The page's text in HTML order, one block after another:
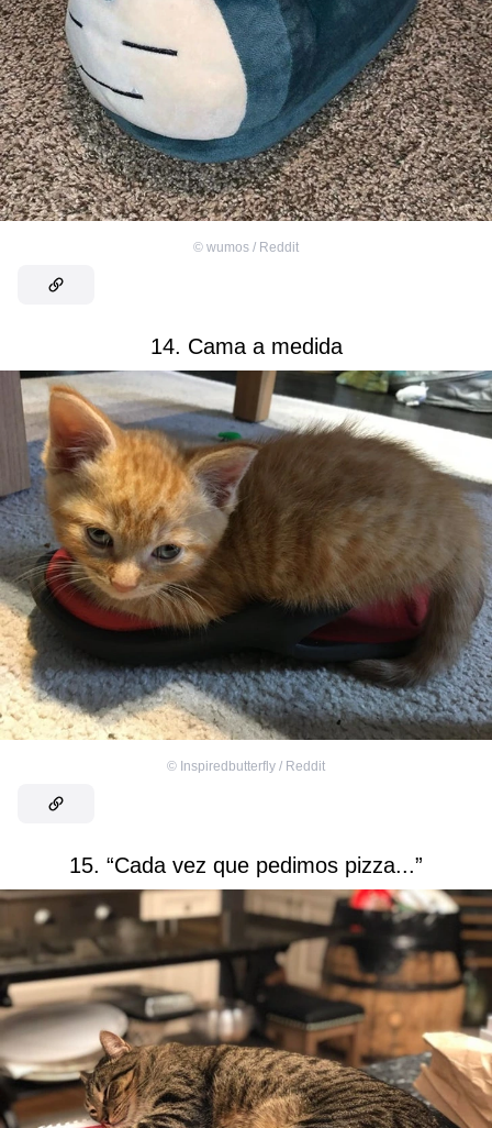
© wumos / Reddit
14. Cama a medida
© Inspiredbutterfly / Reddit
15. “Cada vez que pedimos pizza...”